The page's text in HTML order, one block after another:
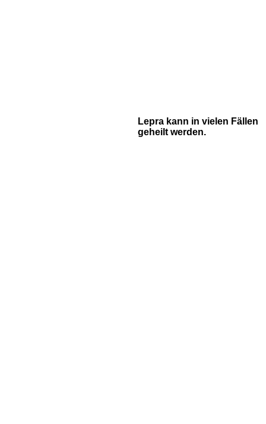
Lepra kann in vielen Fällen
geheilt werden.